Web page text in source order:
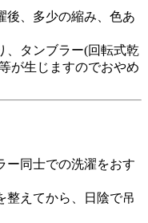
、多少の縮み、色あ
タンブラー(回転式乾
が生じますのでおやめ
同士での洗濯をおす
えてから、日陰で吊